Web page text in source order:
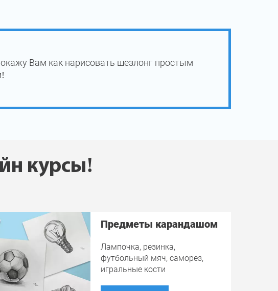
Вам как нарисовать шезлонг простым
курсы!
Предметы карандашом
Лампочка, резинка,
футбольный мяч, саморез,
игральные кости